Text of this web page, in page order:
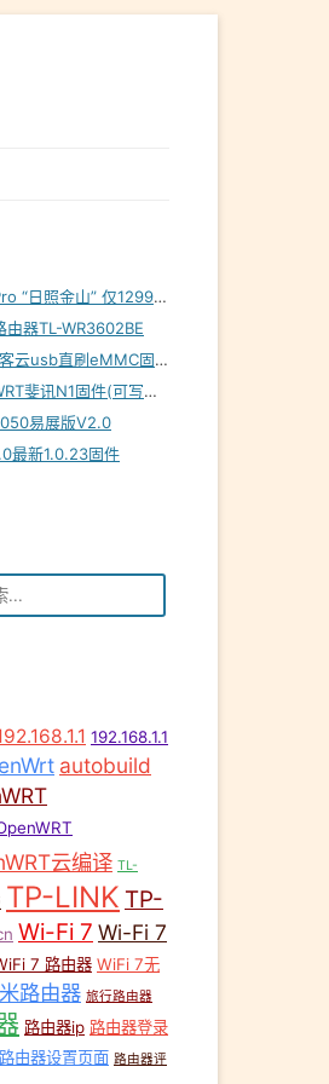
京东云无线宝, 京东云无线宝 AX1800 Pro
华为全新艺术路由器 X3 Pro “日照金山” 仅1299元起
器TL-WR3602BE
Github编译OpenWRT-玩客云usb直刷eMMC固件
Github编译、打包OpenWRT斐讯N1固件(可写入eMMC)
易展版V2.0
最新1.0.23固件
192.168.1.1
autobuild
云编译 TL-
TP-LINK TP-
Wi-Fi 7 Wi-Fi 7
7 路由器 WiFi 7无
路由器 旅行路由器
路由器ip 路由器登录
路由器设置页面 路由器评